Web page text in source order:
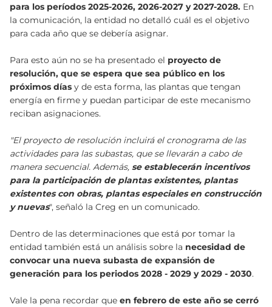
para los períodos 2025-2026, 2026-2027 y 2027-2028. En
la comunicación, la entidad no detalló cuál es el objetivo
para cada año que se debería asignar.
Para esto aún no se ha presentado el proyecto de
resolución, que se espera que sea público en los
próximos días y de esta forma, las plantas que tengan
energía en firme y puedan participar de este mecanismo
reciban asignaciones.
"El proyecto de resolución incluirá el cronograma de las
actividades para las subastas, que se llevarán a cabo de
manera secuencial. Además, se establecerán incentivos
para la participación de plantas existentes, plantas
existentes con obras, plantas especiales en construcción
y nuevas", señaló la Creg en un comunicado.
Dentro de las determinaciones que está por tomar la
entidad también está un análisis sobre la necesidad de
convocar una nueva subasta de expansión de
generación para los periodos 2028 - 2029 y 2029 - 2030.
Vale la pena recordar que en febrero de este año se cerró